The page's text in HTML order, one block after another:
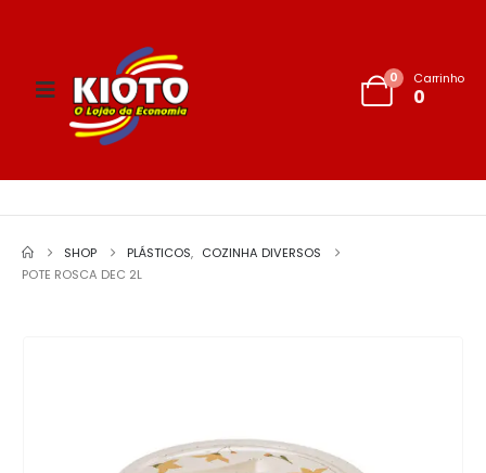
0 Carrinho
0
SHOP PLÁSTICOS, COZINHA DIVERSOS
POTE ROSCA DEC 2L